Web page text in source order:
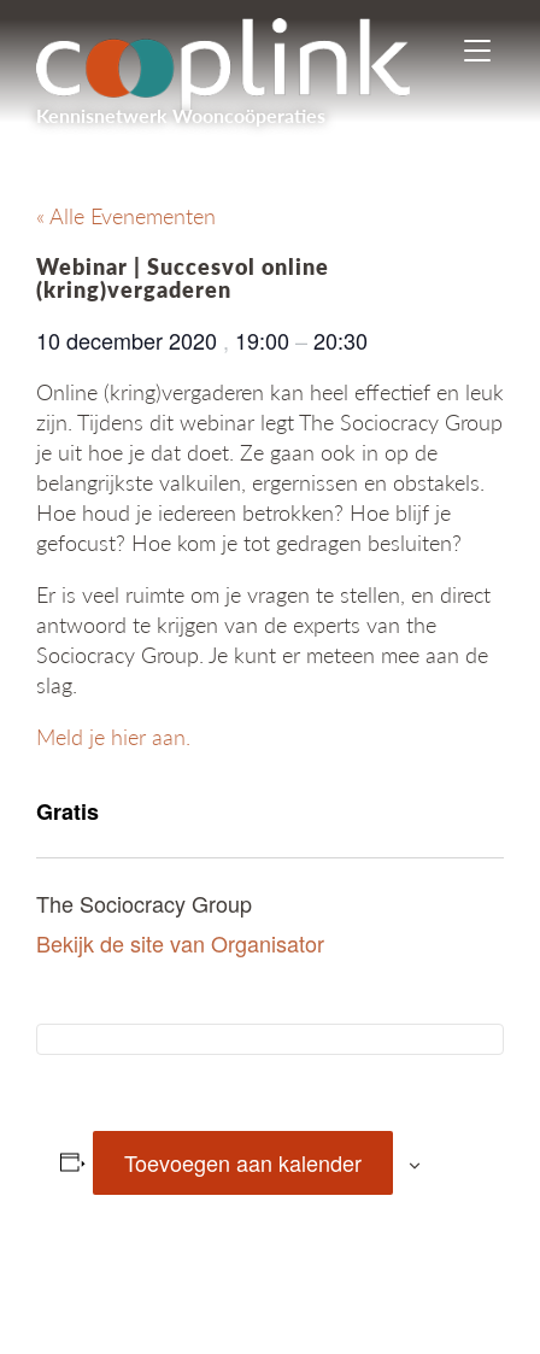
Kennisnetwerk Wooncoöperaties
I
n
-
e
n
a
t
e
« Alle Evenementen
Webinar | Succesvol online
(kring)vergaderen
10 december 2020 , 19:00 –20:30
Online (kring)vergaderen kan heel effectief en leuk
zijn. Tijdens dit webinar legt The Sociocracy Group
je uit hoe je dat doet. Ze gaan ook in op de
belangrijkste valkuilen, ergernissen en obstakels.
Hoe houd je iedereen betrokken? Hoe blijf je
gefocust? Hoe kom je tot gedragen besluiten?
Er is veel ruimte om je vragen te stellen, en direct
antwoord te krijgen van de experts van the
Sociocracy Group. Je kunt er meteen mee aan de
slag.
Meld je hier aan.
Gratis
The Sociocracy Group
Bekijk de site van Organisator
Toevoegen aan kalender